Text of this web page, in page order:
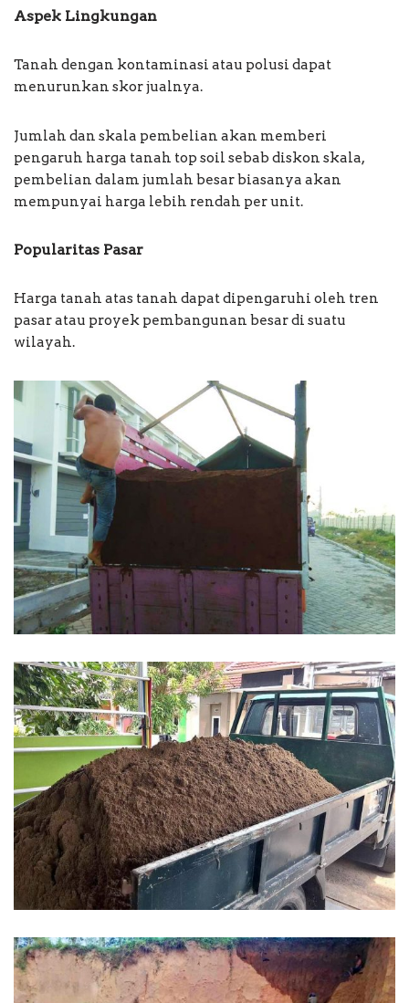
Aspek Lingkungan
Tanah dengan kontaminasi atau polusi dapat
menurunkan skor jualnya.
Jumlah dan skala pembelian akan memberi
pengaruh harga tanah top soil sebab diskon skala,
pembelian dalam jumlah besar biasanya akan
mempunyai harga lebih rendah per unit.
Popularitas Pasar
Harga tanah atas tanah dapat dipengaruhi oleh tren
pasar atau proyek pembangunan besar di suatu
wilayah.